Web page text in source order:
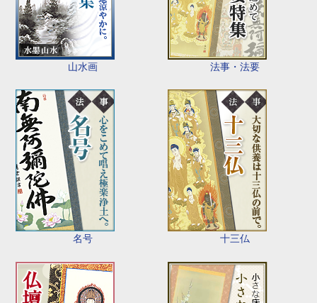
山水画 法事・法要
名号 十三仏